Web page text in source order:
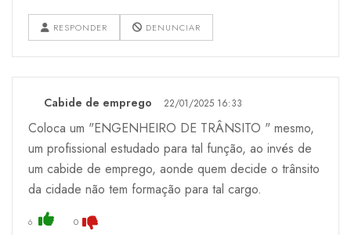
RESPONDER DENUNCIAR
Cabide de emprego 22/01/2025 16:33
Coloca um "ENGENHEIRO DE TRÂNSITO " mesmo,
um profissional estudado para tal função, ao invés de
um cabide de emprego, aonde quem decide o trânsito
da cidade não tem formação para tal cargo.
6 0